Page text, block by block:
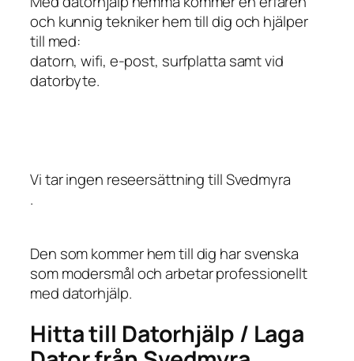
och kunnig tekniker hem till dig och hjälper
till med:
datorn, wifi, e-post, surfplatta samt vid
datorbyte.
Vi tar ingen reseersättning till Svedmyra
.
Den som kommer hem till dig har svenska
som modersmål och arbetar professionellt
med datorhjälp.
Hitta till Datorhjälp / Laga